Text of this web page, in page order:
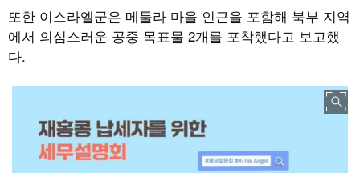
또한 이스라엘군은 메툴라 마을 인근을 포함해 북부 지역
에서 의심스러운 공중 목표물 2개를 포착했다고 보고했
다.